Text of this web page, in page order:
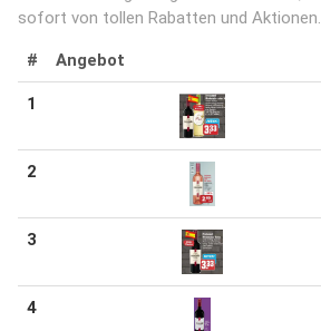
sofort von tollen Rabatten und Aktionen.
# Angebot
1
2
3
4